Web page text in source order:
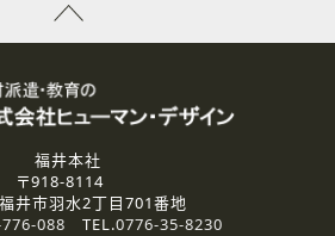
福井本社
〒918-8114
井市羽水2丁目701番地
088 TEL.0776-35-8230